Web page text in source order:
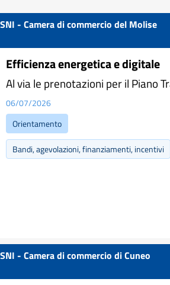
SNI - Camera di commercio del Molise
Efficienza energetica e digitale
Al via le prenotazioni per il Piano
06/07/2026
Orientamento
Bandi, agevolazioni, finanziamenti, incentivi
SNI - Camera di commercio di Cuneo